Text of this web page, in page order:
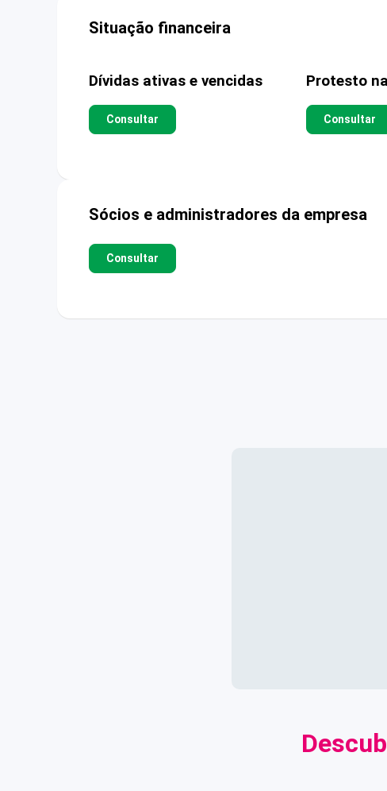
Situação financeira
Dívidas ativas e vencidas
Consultar
Protesto
Consultar
Sócios e administradores da empresa
Consultar